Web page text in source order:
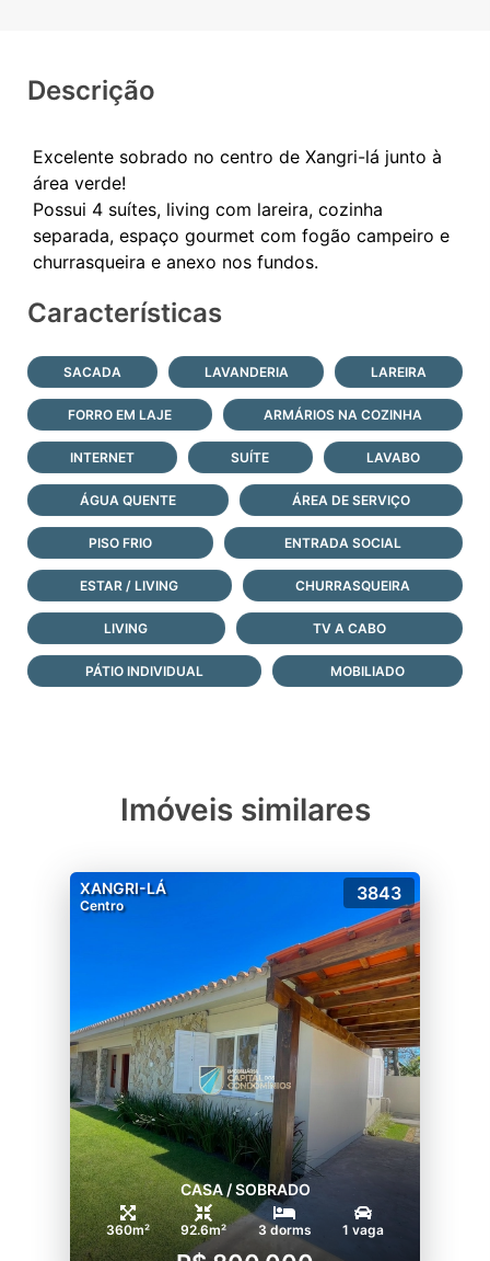
Descrição
Excelente sobrado no centro de Xangri-lá junto à
área verde!
Possui 4 suítes, living com lareira, cozinha
separada, espaço gourmet com fogão campeiro e
Características
SACADA LAVANDERIA LAREIRA
FORRO EM LAJE ARMÁRIOS NA COZINHA
INTERNET SUÍTE LAVABO
ÁGUA QUENTE ÁREA DE SERVIÇO
PISO FRIO ENTRADA SOCIAL
ESTAR / LIVING CHURRASQUEIRA
LIVING TV A CABO
PÁTIO INDIVIDUAL MOBILIADO
Imóveis similares
XANGRI-LÁ
Centro
3843
CASA / SOBRADO
360m² 92.6m² 3 dorms 1 vaga